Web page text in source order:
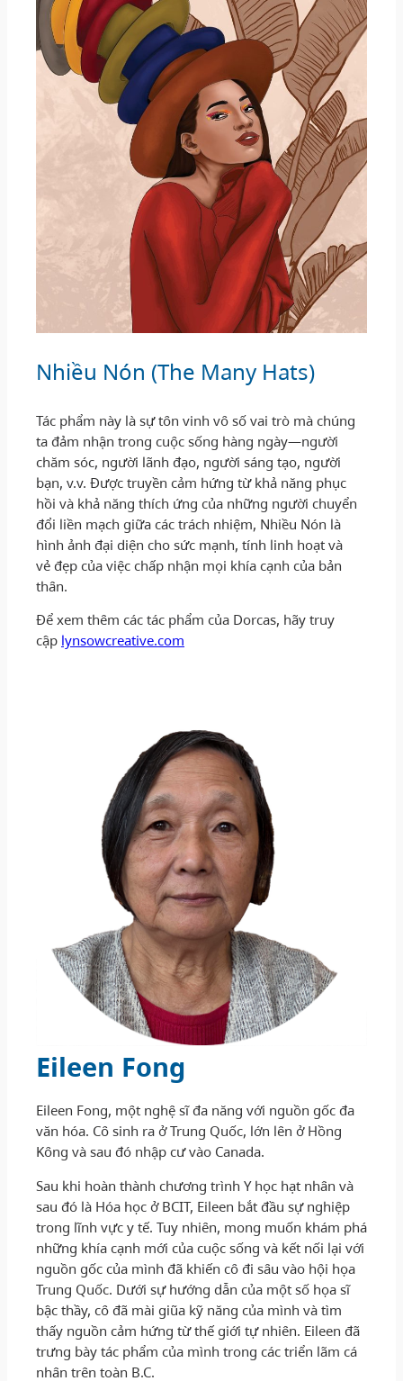
Nhiều Nón (The Many Hats)
Tác phẩm này là sự tôn vinh vô số vai trò mà chúng
ta đảm nhận trong cuộc sống hàng ngày—người
chăm sóc, người lãnh đạo, người sáng tạo, người
bạn, v.v. Được truyền cảm hứng từ khả năng phục
hồi và khả năng thích ứng của những người chuyển
đổi liền mạch giữa các trách nhiệm, Nhiều Nón là
hình ảnh đại diện cho sức mạnh, tính linh hoạt và
vẻ đẹp của việc chấp nhận mọi khía cạnh của bản
thân.
Để xem thêm các tác phẩm của Dorcas, hãy truy
cập lynsowcreative.com
Eileen Fong
Eileen Fong, một nghệ sĩ đa năng với nguồn gốc đa
văn hóa. Cô sinh ra ở Trung Quốc, lớn lên ở Hồng
Kông và sau đó nhập cư vào Canada.
Sau khi hoàn thành chương trình Y học hạt nhân và
sau đó là Hóa học ở BCIT, Eileen bắt đầu sự nghiệp
trong lĩnh vực y tế. Tuy nhiên, mong muốn khám phá
những khía cạnh mới của cuộc sống và kết nối lại với
nguồn gốc của mình đã khiến cô đi sâu vào hội họa
Trung Quốc. Dưới sự hướng dẫn của một số họa sĩ
bậc thầy, cô đã mài giũa kỹ năng của mình và tìm
thấy nguồn cảm hứng từ thế giới tự nhiên. Eileen đã
trưng bày tác phẩm của mình trong các triển lãm cá
nhân trên toàn B.C.